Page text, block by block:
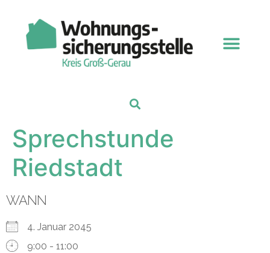
Sprechstunde
Riedstadt
WANN
4. Januar 2045
9:00 - 11:00